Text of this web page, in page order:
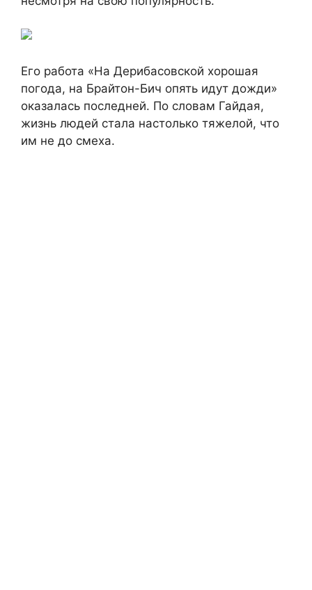
Его работа «На Дерибасовской хорошая
погода, на Брайтон-Бич опять идут дожди»
оказалась последней. По словам Гайдая,
жизнь людей стала настолько тяжелой, что
им не до смеха.